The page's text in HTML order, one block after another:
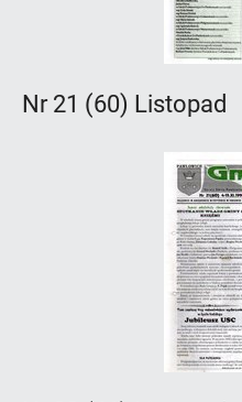
Nr 21 (60) Listopad